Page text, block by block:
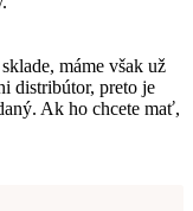
máme však už
distribútor, preto je
Ak ho chcete mať,